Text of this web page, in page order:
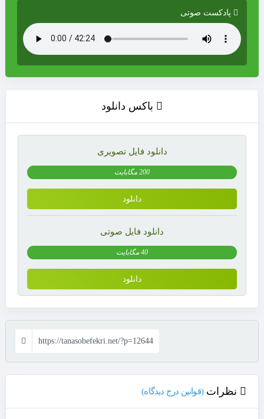
پادکست صوتی
باکس دانلود
دانلود فایل تصویری
200 مگابایت
دانلود
دانلود فایل صوتی
40 مگابایت
دانلود
https://tanasobefekri.net/?p=12644
نظرات (قوانین درج دیدگاه)